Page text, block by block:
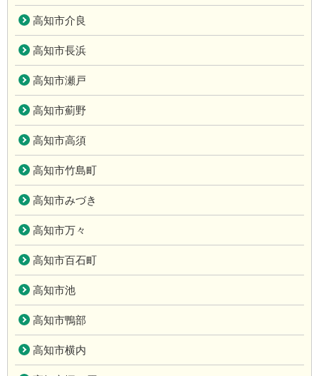
高知市介良
高知市長浜
高知市瀬戸
高知市薊野
高知市高須
高知市竹島町
高知市みづき
高知市万々
高知市百石町
高知市池
高知市鴨部
高知市横内